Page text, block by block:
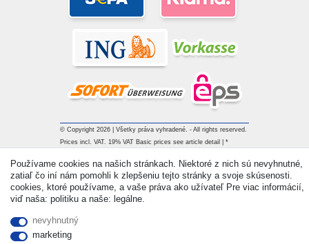
© Copyright 2026 | Všetky práva vyhradené. - All rights reserved.
Prices incl. VAT. 19% VAT Basic prices see article detail | *
Používame cookies na našich stránkach. Niektoré z nich sú nevyhnutné,
zatiaľ čo iní nám pomohli k zlepšeniu tejto stránky a svoje skúsenosti.
cookies, ktoré používame, a vaše práva ako užívateľ Pre viac informácií,
viď naša: politiku a naše: legálne.
nevyhnutný
marketing
Withdraw from contract here Kontakt